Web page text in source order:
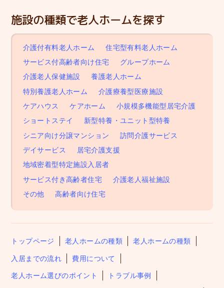
施設の種類で老人ホームを探す
介護付有料老人ホーム
住宅型有料老人ホーム
サービス付高齢者向け住宅
グループホーム
介護老人保健施設
養護老人ホーム
特別養護老人ホーム
介護療養型医療施設
ケアハウス
ケアホーム
小規模多機能型居宅介護
ショートステイ
新型特養・ユニット型特養
シニア向け分譲マンション
訪問介護サービス
デイサービス
居宅介護支援
地域密着型特定施設入居者
サービス付き高齢者住宅
介護老人福祉施設
その他
高齢者向け住宅
トップページ 老人ホームの種類 老人ホームの種類
入居までの流れ 費用について
老人ホーム選びのポイント トラブル事例